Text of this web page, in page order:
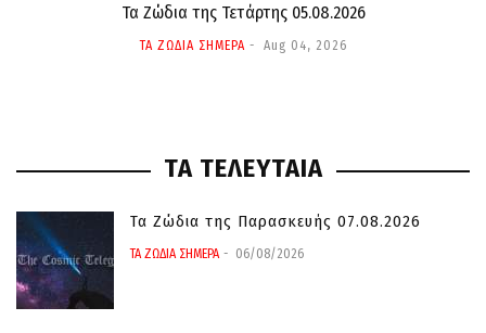
Τα Ζώδια της Τετάρτης 05.08.2026
ΤΑ ΖΩΔΙΑ ΣΗΜΕΡΑ Aug 04, 2026
ΤΑ ΤΕΛΕΥΤΑΙΑ
Τα Ζώδια της Παρασκευής 07.08.2026
ΤΑ ΖΩΔΙΑ ΣΗΜΕΡΑ 06/08/2026